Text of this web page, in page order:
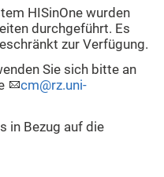
HISinOne wurden
durchgeführt. Es
zur Verfügung.
Sie sich bitte an
cm@rz.uni-
in Bezug auf die